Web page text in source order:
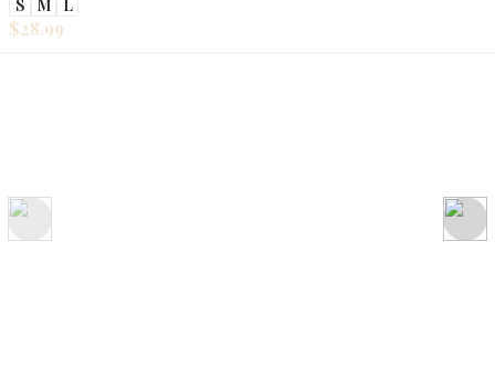
S M L
$28.99